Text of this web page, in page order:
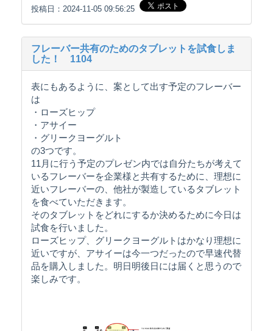
投稿日：2024-11-05 09:56:25
フレーバー共有のためのタブレットを試食しま
した！ 1104
表にもあるように、案として出す予定のフレーバー
は
・ローズヒップ
・アサイー
・グリークヨーグルト
の3つです。
11月に行う予定のプレゼン内では自分たちが考えて
いるフレーバーを企業様と共有するために、理想に
近いフレーバーの、他社が製造しているタブレット
を食べていただきます。
そのタブレットをどれにするか決めるために今日は
試食を行いました。
ローズヒップ、グリークヨーグルトはかなり理想に
近いですが、アサイーは今一つだったので早速代替
品を購入しました。明日明後日には届くと思うので
楽しみです。